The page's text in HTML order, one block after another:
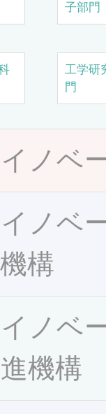
子部門
工学研
門
ノベ
ノベ
構
ノベ
機構